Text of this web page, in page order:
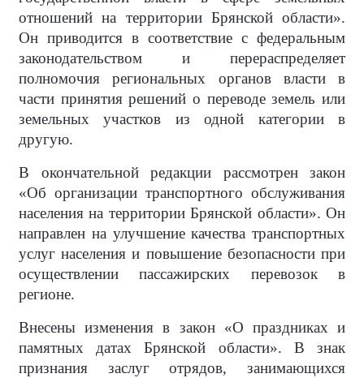
отношений на территории Брянской области».
Он приводится в соответствие с федеральным
законодательством и перераспределяет
полномочия региональных органов власти в
части принятия решений о переводе земель или
земельных участков из одной категории в
другую.
В окончательной редакции рассмотрен закон
«Об организации транспортного обслуживания
населения на территории Брянской области». Он
направлен на улучшение качества транспортных
услуг населения и повышение безопасности при
осуществлении пассажирских перевозок в
регионе.
Внесены изменения в закон «О праздниках и
памятных датах Брянской области». В знак
признания заслуг отрядов, занимающихся